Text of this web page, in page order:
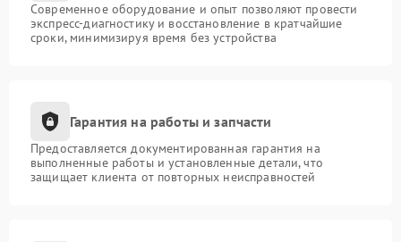
Современное оборудование и опыт позволяют провести
экспресс-диагностику и восстановление в кратчайшие
сроки, минимизируя время без устройства
Гарантия на работы и запчасти
Предоставляется документированная гарантия на
выполненные работы и установленные детали, что
защищает клиента от повторных неисправностей